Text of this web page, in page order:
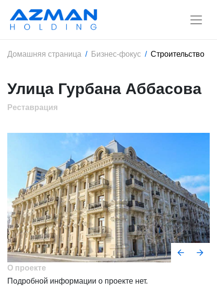
Домашняя страница Бизнес-фокус Строительство
Улица Гурбана Аббасова
Реставрация
О проекте
Подробной информации о проекте нет.